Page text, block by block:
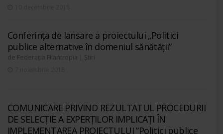
Conferința de lansare a proiectului „Politici
publice alternative în domeniul sănătății”
de Federația Filantropia | Știri
COMUNICARE PRIVIND REZULTATUL PROCEDURII
DE SELECȚIE A EXPERȚILOR IMPLICAȚI ÎN
IMPLEMENTAREA PROIECTULUI ”Politici publice